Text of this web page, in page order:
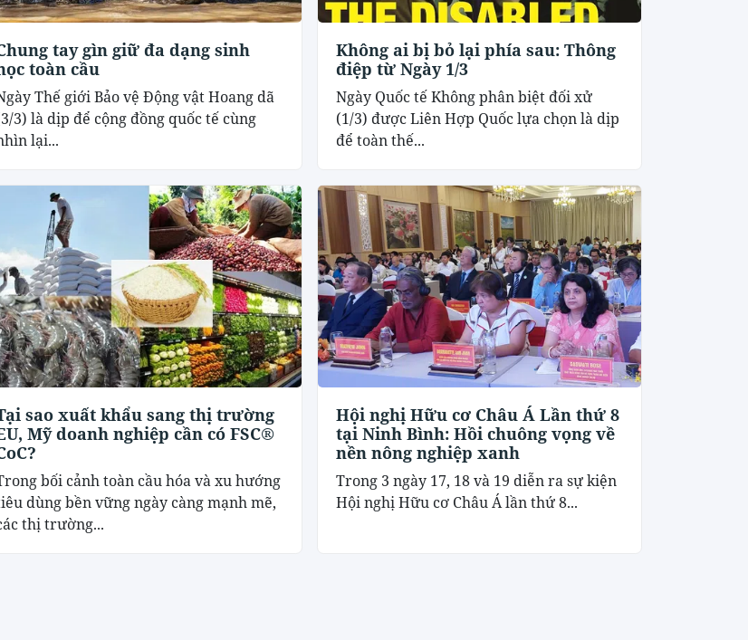
tay gìn giữ đa dạng sinh
toàn cầu
Thế giới Bảo vệ Động vật Hoang dã
3) là dịp để cộng đồng quốc tế cùng
lại...
Không ai bị bỏ lại phía sau: Thông
điệp từ Ngày 1/3
Ngày Quốc tế Không phân biệt đối xử
(1/3) được Liên Hợp Quốc lựa chọn là dịp
để toàn thế...
sao xuất khẩu sang thị trường
Mỹ doanh nghiệp cần có FSC®
bối cảnh toàn cầu hóa và xu hướng
dùng bền vững ngày càng mạnh mẽ,
thị trường...
Hội nghị Hữu cơ Châu Á Lần thứ 8
tại Ninh Bình: Hồi chuông vọng về
nền nông nghiệp xanh
Trong 3 ngày 17, 18 và 19 diễn ra sự kiện
Hội nghị Hữu cơ Châu Á lần thứ 8...